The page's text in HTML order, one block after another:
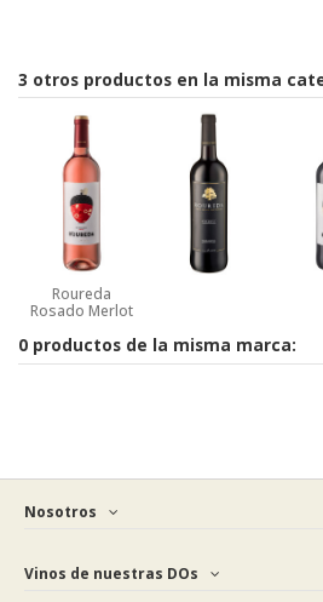
3 otros productos en la misma
Roureda
Rosado Merlot
0 productos de la misma marca:
Nosotros
Vinos de nuestras DOs